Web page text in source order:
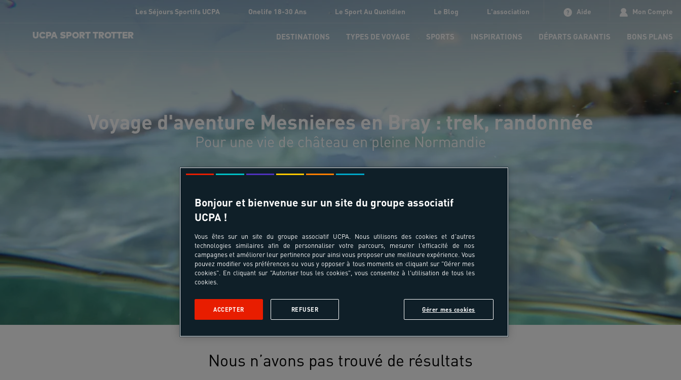
Les Séjours Sportifs UCPA Onelife 18-30 Ans Le Sport Au Quotidien Le Blog L'association Aide Mon Compte
UCPA SPORT TROTTER DESTINATIONS TYPES DE VOYAGE SPORTS INSPIRATIONS DÉPARTS GARANTIS BONS PLANS
Voyage d'aventure Mesnieres en Bray : trek, randonnée
Pour une vie de château en pleine Normandie
Nous n’avons pas trouvé de résultats
Bonjour et bienvenue sur un site du groupe associatif
UCPA !
Vous êtes sur un site du groupe associatif UCPA. Nous utilisons des cookies et d'autres
technologies similaires afin de personnaliser votre parcours, mesurer l'efficacité de nos
campagnes et améliorer leur pertinence pour ainsi vous proposer une meilleure expérience. Vous
pouvez modifier vos préférences ou vous y opposer à tous moments en cliquant sur "Gérer mes
cookies". En cliquant sur "Autoriser tous les cookies", vous consentez à l'utilisation de tous les
cookies.
Gérer mes cookies
REFUSER
ACCEPTER